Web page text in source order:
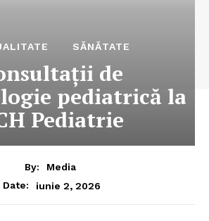
SĂNĂTATE
de
pediatrică la
Pediatrie
By:
Media
Date:
iunie 2, 2026